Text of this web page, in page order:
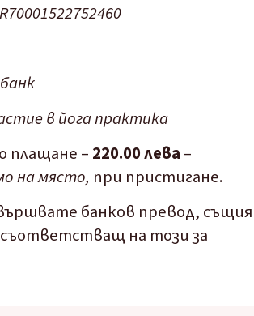
в йога практика
плащане – 220.00 лева –
на място, при пристигане.
банков превод, същия
съответстващ на този за